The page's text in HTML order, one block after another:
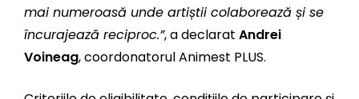
mai numeroasă unde artiștii colaborează și se
încurajează reciproc.”, a declarat Andrei
Voineag, coordonatorul Animest PLUS.